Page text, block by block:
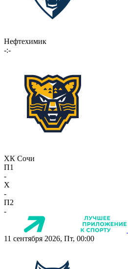
Нефтехимик
-:-
ХК Сочи
П1
-
X
-
П2
-
11 сентября 2026, Пт, 00:00